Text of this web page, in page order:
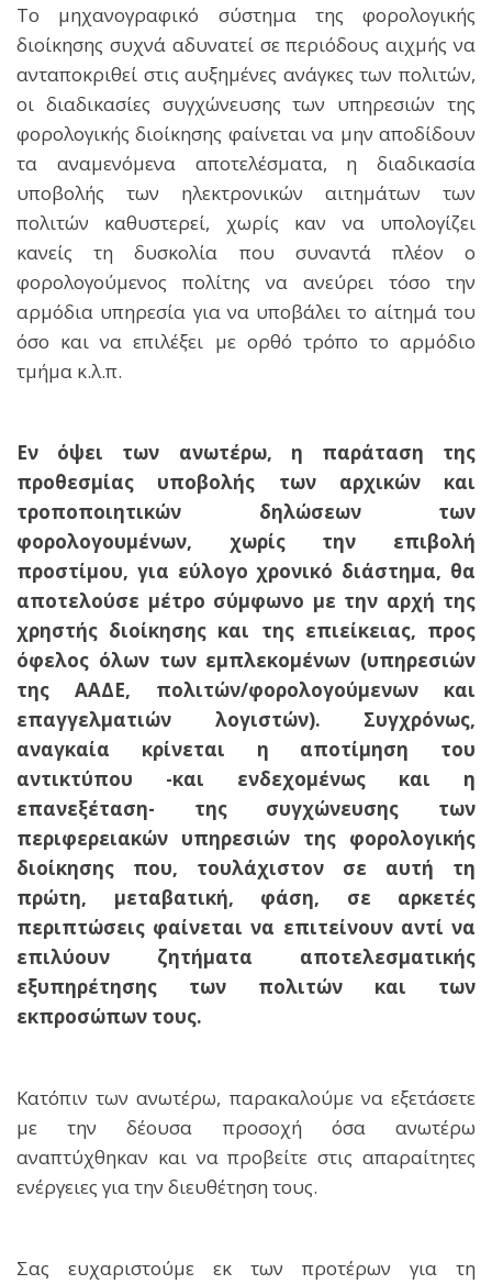
Το μηχανογραφικό σύστημα της φορολογικής
διοίκησης συχνά αδυνατεί σε περιόδους αιχμής να
ανταποκριθεί στις αυξημένες ανάγκες των πολιτών,
οι διαδικασίες συγχώνευσης των υπηρεσιών της
φορολογικής διοίκησης φαίνεται να μην αποδίδουν
τα αναμενόμενα αποτελέσματα, η διαδικασία
υποβολής των ηλεκτρονικών αιτημάτων των
πολιτών καθυστερεί, χωρίς καν να υπολογίζει
κανείς τη δυσκολία που συναντά πλέον ο
φορολογούμενος πολίτης να ανεύρει τόσο την
αρμόδια υπηρεσία για να υποβάλει το αίτημά του
όσο και να επιλέξει με ορθό τρόπο το αρμόδιο
τμήμα κ.λ.π.
Εν όψει των ανωτέρω, η παράταση της
προθεσμίας υποβολής των αρχικών και
τροποποιητικών δηλώσεων των
φορολογουμένων, χωρίς την επιβολή
προστίμου, για εύλογο χρονικό διάστημα, θα
αποτελούσε μέτρο σύμφωνο με την αρχή της
χρηστής διοίκησης και της επιείκειας, προς
όφελος όλων των εμπλεκομένων (υπηρεσιών
της ΑΑΔΕ, πολιτών/φορολογούμενων και
επαγγελματιών λογιστών). Συγχρόνως,
αναγκαία κρίνεται η αποτίμηση του
αντικτύπου -και ενδεχομένως και η
επανεξέταση- της συγχώνευσης των
περιφερειακών υπηρεσιών της φορολογικής
διοίκησης που, τουλάχιστον σε αυτή τη
πρώτη, μεταβατική, φάση, σε αρκετές
περιπτώσεις φαίνεται να επιτείνουν αντί να
επιλύουν ζητήματα αποτελεσματικής
εξυπηρέτησης των πολιτών και των
εκπροσώπων τους.
Κατόπιν των ανωτέρω, παρακαλούμε να εξετάσετε
με την δέουσα προσοχή όσα ανωτέρω
αναπτύχθηκαν και να προβείτε στις απαραίτητες
ενέργειες για την διευθέτηση τους.
Σας ευχαριστούμε εκ των προτέρων για τη